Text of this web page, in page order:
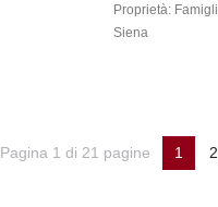
Proprietà:
Siena
Pagina 1 di 21 pagine 1 2